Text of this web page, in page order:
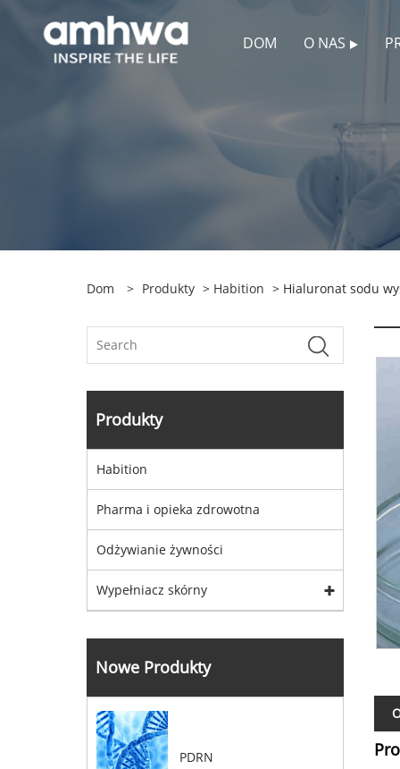
DOM O NAS
Dom > Produkty > Habition > Hialuronat sodu
Produkty
Habition
Pharma i opieka zdrowotna
Odżywianie żywności
Wypełniacz skórny
Nowe Produkty
PDRN